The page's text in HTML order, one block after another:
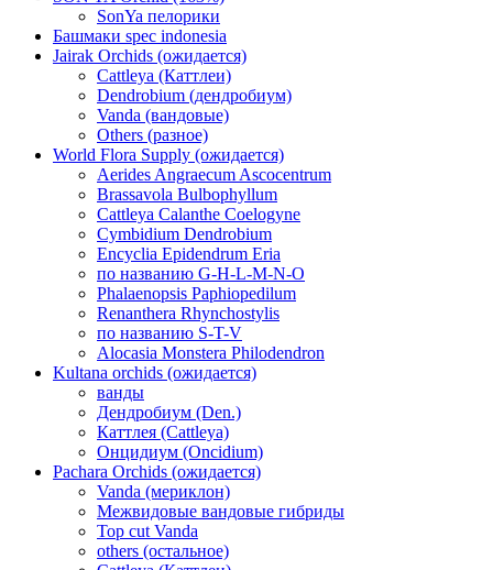
SonYa пелорики
Башмаки spec indonesia
Jairak Orchids (ожидается)
Cattleya (Каттлеи)
Dendrobium (дендробиум)
Vanda (вандовые)
Others (разное)
World Flora Supply (ожидается)
Aerides Angraecum Ascocentrum
Brassavola Bulbophyllum
Cattleya Calanthe Coelogyne
Cymbidium Dendrobium
Encyclia Epidendrum Eria
по названию G-H-L-M-N-O
Phalaenopsis Paphiopedilum
Renanthera Rhynchostylis
по названию S-T-V
Alocasia Monstera Philodendron
Kultana orchids (ожидается)
ванды
Дендробиум (Den.)
Каттлея (Cattleya)
Онцидиум (Oncidium)
Pachara Orchids (ожидается)
Vanda (мериклон)
Межвидовые вандовые гибриды
Top cut Vanda
others (остальное)